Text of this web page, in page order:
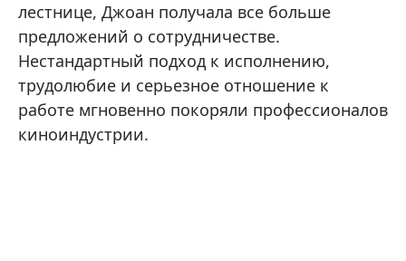
лестнице, Джоан получала все больше
предложений о сотрудничестве.
Нестандартный подход к исполнению,
трудолюбие и серьезное отношение к
работе мгновенно покоряли профессионалов
киноиндустрии.